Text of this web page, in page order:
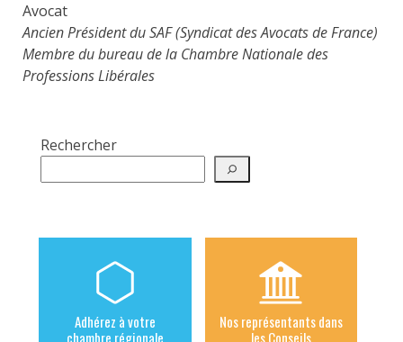
Avocat
Ancien Président du SAF (Syndicat des Avocats de France)
Membre du bureau de la Chambre Nationale des
Professions Libérales
Rechercher
Adhérez à votre
chambre régionale
Nos représentants dans
les Conseils